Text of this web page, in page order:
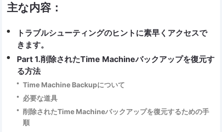
主な内容：
トラブルシューティングのヒントに素早くアクセスで
きます。
Part 1.削除されたTime Machineバックアップを復元す
る方法
Time Machine Backupについて
必要な道具
削除されたTime Machineバックアップを復元するための手
順